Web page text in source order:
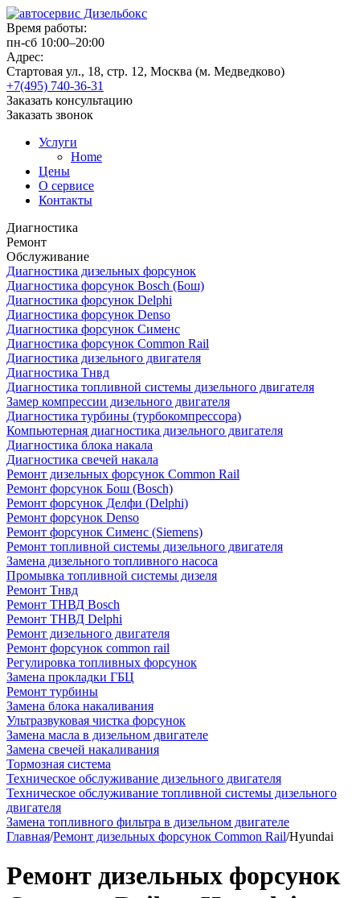
Время работы:
пн-сб 10:00–20:00
Адрес:
Стартовая ул., 18, стр. 12, Москва (м. Медведково)
+7(495) 740-36-31
Заказать консультацию
Заказать звонок
Услуги
Home
Цены
О сервисе
Контакты
Диагностика
Ремонт
Обслуживание
Диагностика дизельных форсунок
Диагностика форсунок Bosch (Бош)
Диагностика форсунок Delphi
Диагностика форсунок Denso
Диагностика форсунок Сименс
Диагностика форсунок Common Rail
Диагностика дизельного двигателя
Диагностика Тнвд
Диагностика топливной системы дизельного двигателя
Замер компрессии дизельного двигателя
Диагностика турбины (турбокомпрессора)
Компьютерная диагностика дизельного двигателя
Диагностика блока накала
Диагностика свечей накала
Ремонт дизельных форсунок Common Rail
Ремонт форсунок Бош (Bosch)
Ремонт форсунок Делфи (Delphi)
Ремонт форсунок Denso
Ремонт форсунок Сименс (Siemens)
Ремонт топливной системы дизельного двигателя
Замена дизельного топливного насоса
Промывка топливной системы дизеля
Ремонт Тнвд
Ремонт ТНВД Bosch
Ремонт ТНВД Delphi
Ремонт дизельного двигателя
Ремонт форсунок common rail
Регулировка топливных форсунок
Замена прокладки ГБЦ
Ремонт турбины
Замена блока накаливания
Ультразвуковая чистка форсунок
Замена масла в дизельном двигателе
Замена свечей накаливания
Тормозная система
Техническое обслуживание дизельного двигателя
Техническое обслуживание топливной системы дизельного
двигателя
Замена топливного фильтра в дизельном двигателе
Главная/Ремонт дизельных форсунок Common Rail/Hyundai
Ремонт дизельных форсунок